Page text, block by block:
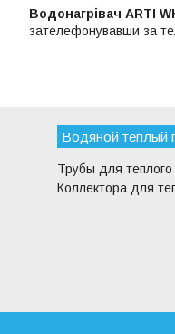
Водонагрівач ARTI
зателефонувавши за
Водяной теплый
Трубы для теплого
Коллектора для